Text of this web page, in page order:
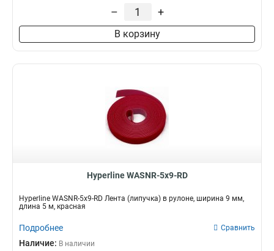
– +
В корзину
Hyperline WASNR-5x9-RD
Hyperline WASNR-5x9-RD Лента (липучка) в рулоне, ширина 9 мм,
длина 5 м, красная
Подробнее Сравнить
Наличие: В наличии